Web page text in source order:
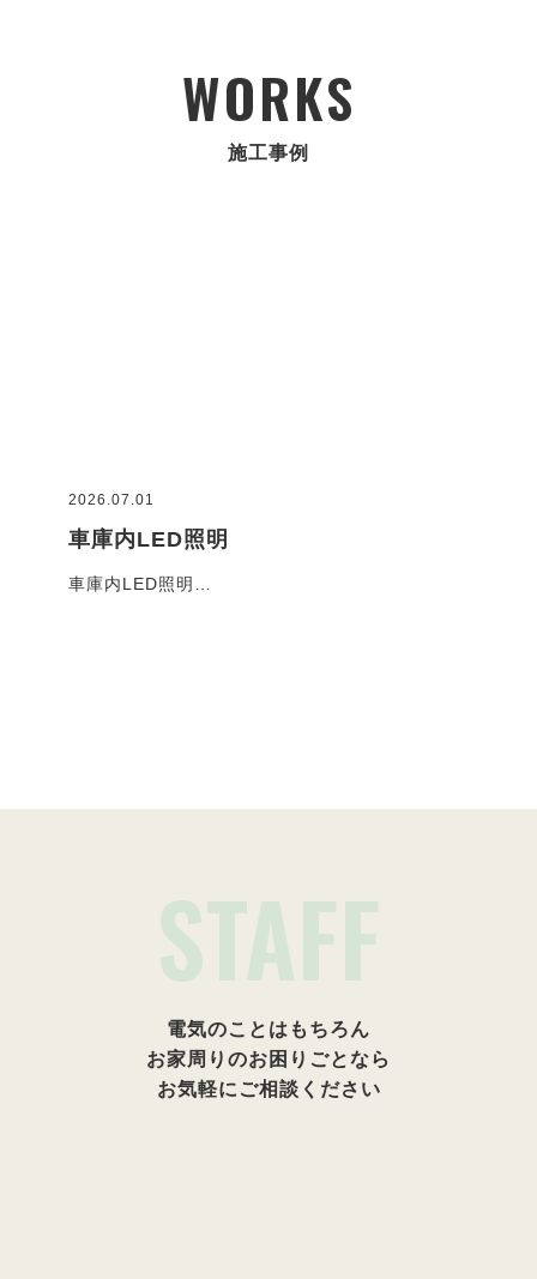
WORKS
施工事例
2026.07.01
車庫内LED照明
車庫内LED照明…
STAFF
電気のことはもちろん
お家周りのお困りごとなら
お気軽にご相談ください